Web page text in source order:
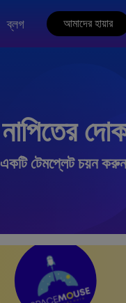
ব্লগ আমাদের হায়ার
নাপিতের
একটি টেমপ্লেট চয়ন